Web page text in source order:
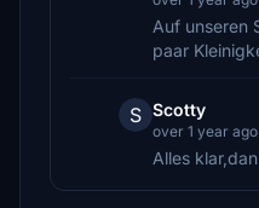
Auf unseren
paar
S Scotty
over 1 year ago
Alles